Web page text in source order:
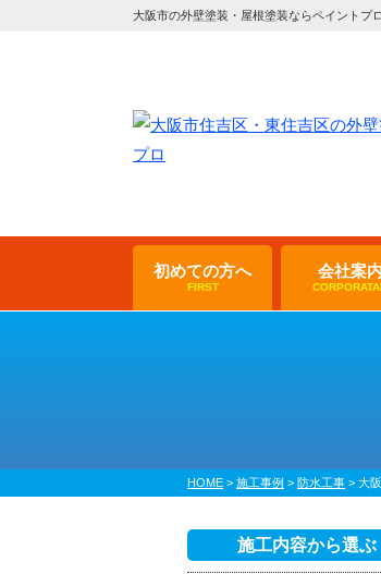
大阪市の外壁塗装・屋根塗装ならペイントプ
初めての方へ
FIRST
会社案
HOME > 施工事例 > 防水工事 > 大
施工内容から選ぶ